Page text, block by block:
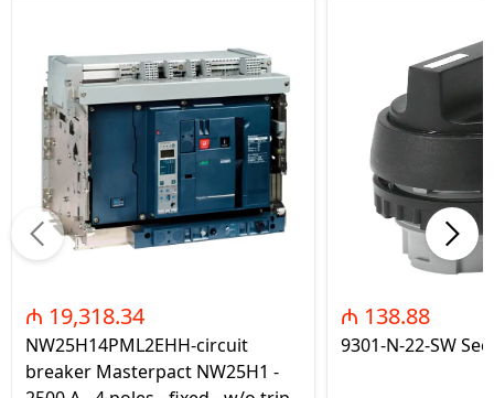
₼ 19,318.34
NW25H14PML2EHH-circuit
breaker Masterpact NW25H1 -
₼ 138.88
9301-N-22-SW